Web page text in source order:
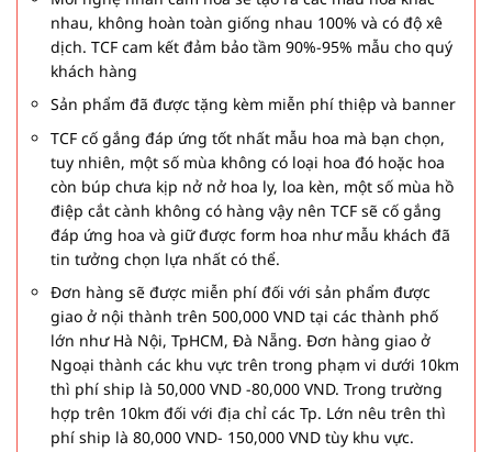
nhau, không hoàn toàn giống nhau 100% và có độ xê
dịch. TCF cam kết đảm bảo tầm 90%-95% mẫu cho quý
khách hàng
Sản phẩm đã được tặng kèm miễn phí thiệp và banner
TCF cố gắng đáp ứng tốt nhất mẫu hoa mà bạn chọn,
tuy nhiên, một số mùa không có loại hoa đó hoặc hoa
còn búp chưa kịp nở nở hoa ly, loa kèn, một số mùa hồ
điệp cắt cành không có hàng vậy nên TCF sẽ cố gắng
đáp ứng hoa và giữ được form hoa như mẫu khách đã
tin tưởng chọn lựa nhất có thể.
Đơn hàng sẽ được miễn phí đối với sản phẩm được
giao ở nội thành trên 500,000 VND tại các thành phố
lớn như Hà Nội, TpHCM, Đà Nẵng. Đơn hàng giao ở
Ngoại thành các khu vực trên trong phạm vi dưới 10km
thì phí ship là 50,000 VND -80,000 VND. Trong trường
hợp trên 10km đối với địa chỉ các Tp. Lớn nêu trên thì
phí ship là 80,000 VND- 150,000 VND tùy khu vực.